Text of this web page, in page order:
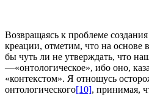
Возвращаясь к проблеме
креации, отметим, что на
бы чуть ли не утверждать, что
—«онтологическое», ибо оно,
«контекстом». Я отношусь
онтологического[10], принимая,